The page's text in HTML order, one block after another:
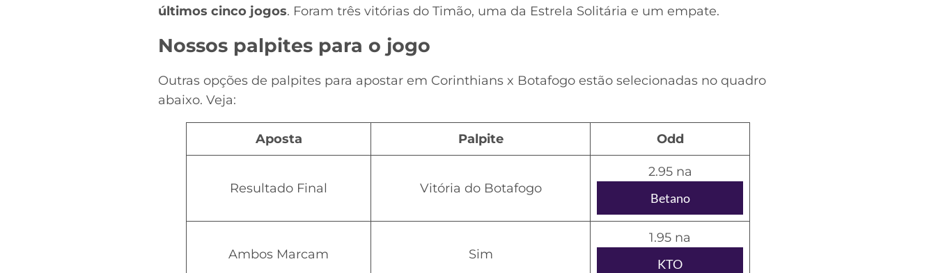
últimos cinco jogos. Foram três vitórias do Timão, uma da Estrela Solitária e um empate.
Nossos palpites para o jogo
Outras opções de palpites para apostar em Corinthians x Botafogo estão selecionadas no quadro
abaixo. Veja:
Aposta Palpite Odd
Resultado Final Vitória do Botafogo
2.95 na
Betano
Ambos Marcam Sim
1.95 na
KTO